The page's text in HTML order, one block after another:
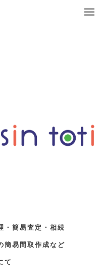
・簡易査定・相続
簡易間取作成など
て